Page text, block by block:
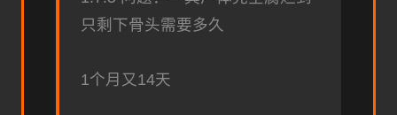
只剩下骨头需要多久
1个月又14天